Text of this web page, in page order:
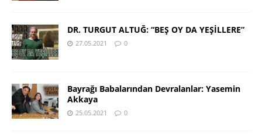
DR. TURGUT ALTUĞ: “BEŞ OY DA YEŞİLLERE”
27.05.2021 0
Bayrağı Babalarından Devralanlar: Yasemin
Akkaya
25.05.2021 0